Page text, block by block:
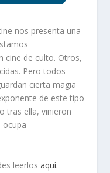
nos presenta una
cine de culto. Otros,
Pero todos
cierta magia
de este tipo
tras ella, vinieron
ocupa
leerlosaquí.